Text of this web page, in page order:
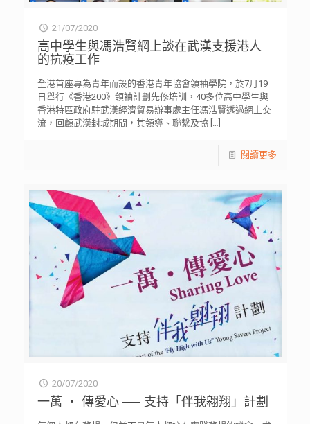
21/07/2020
高中學生與馮浩賢網上談在武漢支援港人
的抗疫工作
全港首座專為青年而設的香港青年協會領袖學院，於7月19
日舉行《香港200》領袖計劃先修培訓，40多位高中學生與
香港特區政府駐武漢經濟貿易辦事處主任馮浩賢透過網上交
流，回顧武漢封城期間，其領導、聯繫及協[…]
閱讀更多
20/07/2020
一萬 ‧ 傳愛心 ── 支持「伴我翱翔」計劃